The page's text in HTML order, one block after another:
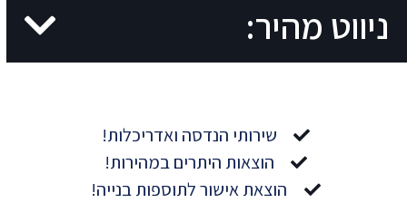
ניווט מהיר:
שירותי הנדסה ואדריכלות!
הוצאות היתרים במהירות!
הוצאת אישור לתוספות בנייה!